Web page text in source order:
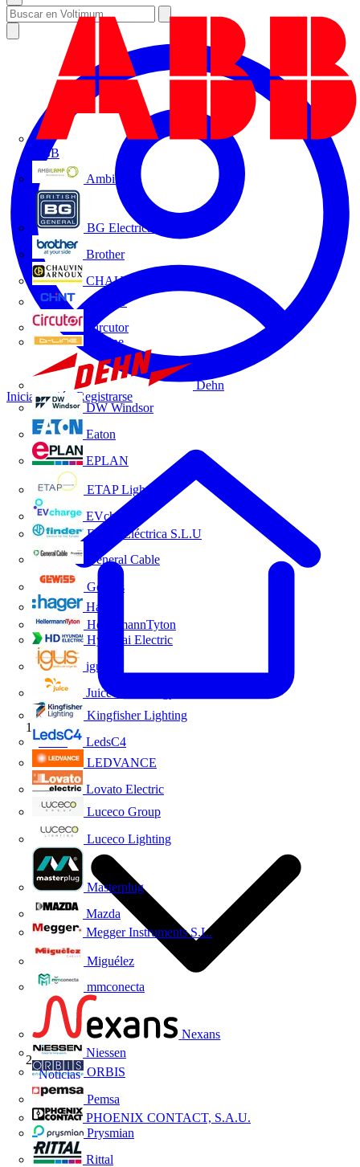
ABB
Ambilamp
BG Electrical
Brother
CHAUVIN ARNOUX
CHINT
Circutor
D-Line
Dehn
DW Windsor
Eaton
EPLAN
ETAP Lighting
EVcharge
Finder Eléctrica S.L.U
General Cable
Gewiss
Hager
HellermannTyton
Hyundai Electric
igus
Juice Technology
Kingfisher Lighting
LedsC4
LEDVANCE
Lovato Electric
Luceco Group
Luceco Lighting
Masterplug
Mazda
Megger Instruments S.L.
Miguélez
mmconecta
Nexans
Niessen
ORBIS
Pemsa
PHOENIX CONTACT, S.A.U.
Prysmian
Rittal
Iniciar sesión Registrarse
Inicio
Noticias